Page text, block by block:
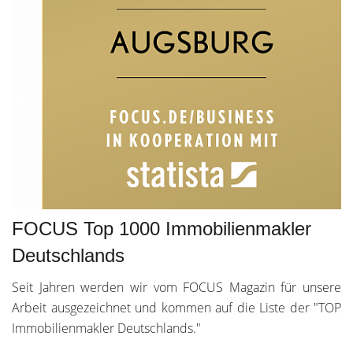
FOCUS Top 1000 Immobilienmakler
Deutschlands
Seit Jahren werden wir vom FOCUS Magazin für unsere
Arbeit ausgezeichnet und kommen auf die Liste der "TOP
Immobilienmakler Deutschlands."